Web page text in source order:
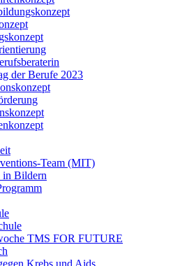
der Berufe 2023
Team (MIT)
in Bildern
TMS FOR FUTURE
Krebs und Aids